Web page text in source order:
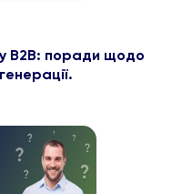
B2B: поради щодо